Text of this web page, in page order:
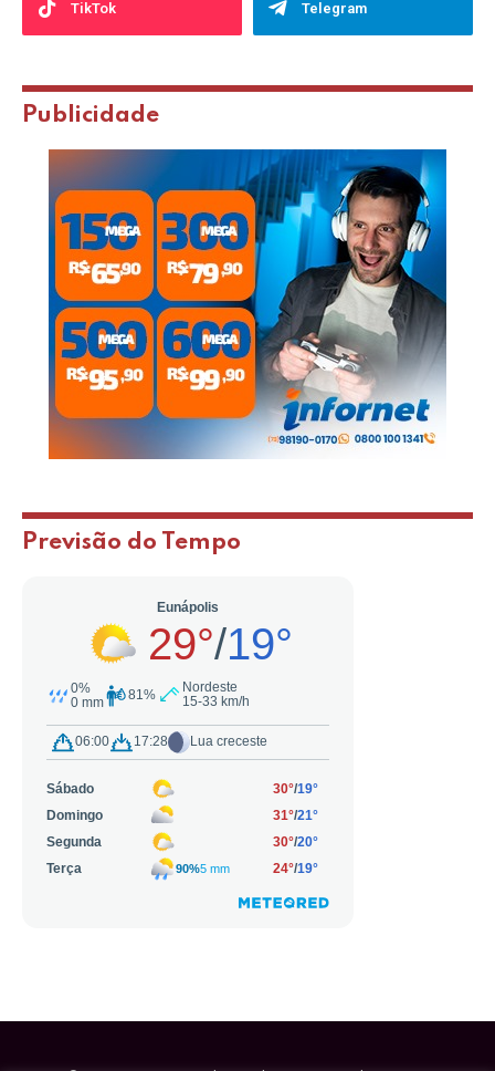
TikTok Telegram
Publicidade
Previsão do Tempo